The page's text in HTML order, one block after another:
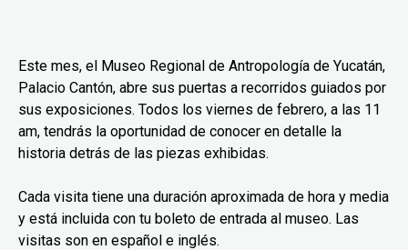
Este mes, el Museo Regional de Antropología de Yucatán,
Palacio Cantón, abre sus puertas a recorridos guiados por
sus exposiciones. Todos los viernes de febrero, a las 11
am, tendrás la oportunidad de conocer en detalle la
historia detrás de las piezas exhibidas.
Cada visita tiene una duración aproximada de hora y media
y está incluida con tu boleto de entrada al museo. Las
visitas son en español e inglés.